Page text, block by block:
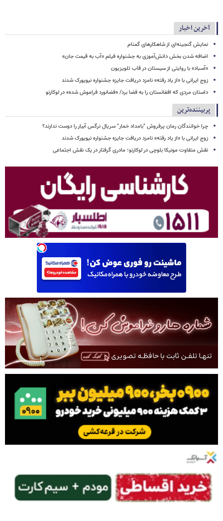
آخرین اخبار
نمایش گنجینه‌ای از شاهکارهای گمنام
اضافه شدن بخش دانش‌آموزی به جشنواره فیلم «آب به قیمت جان»
«آسباد» با روایتی از سیستان در قاب تلویزیون
زوج ایرانی با «از یاد رفته» نامزد دریافت جایزه جشنواره نیویورک شدند
داستان مردی که افغانستان را به فضا برد/ «فضانورد فراموش شده» در لوکارنو
پربیننده‌ترین
چرا خوانندگان رمان پرفروش "بامداد خمار" سریال نرگس آبیار را دوست ندارند؟
زوج ایرانی با «از یاد رفته» نامزد دریافت جایزه جشنواره نیویورک شدند
نقش متفاوت مونیکا بلوچی در لوکارنو؛ مادری گرفتار در یک نقش اجتماعی